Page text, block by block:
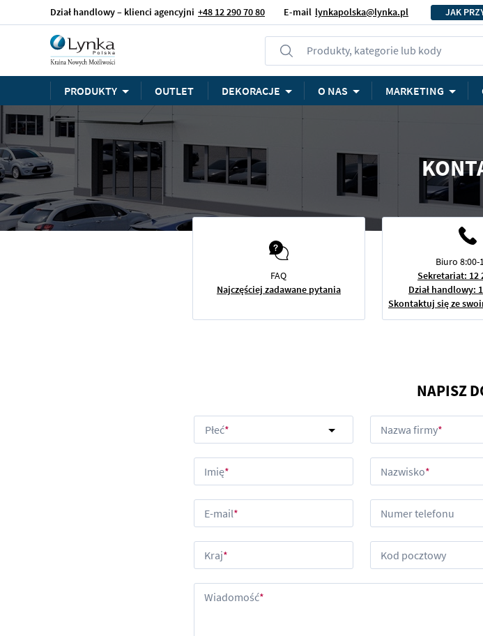
Dział handlowy – klienci agencyjni +48 12 290 70 80 E-mail lynkapolska@lynka.pl JAK
Produkty, kategorie lub kody
PRODUKTY OUTLET DEKORACJE O NAS MARKETING
FAQ
Najczęściej zadawane pytania
Biuro 8:00-
Sekretariat: 12
Dział handlowy:
Skontaktuj się ze
NAPISZ
Płeć Nazwa firmy
Imię Nazwisko
E-mail Numer telefonu
Kraj Kod pocztowy
Wiadomość